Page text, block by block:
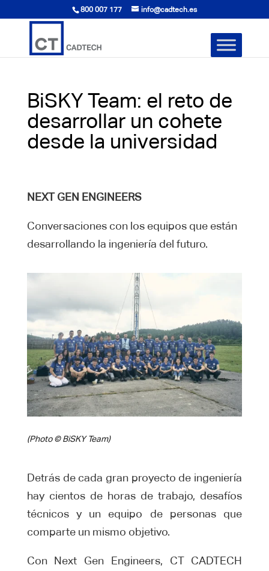
800 007 177 info@cadtech.es
BiSKY Team: el reto de
desarrollar un cohete
desde la universidad
NEXT GEN ENGINEERS
Conversaciones con los equipos que están
desarrollando la ingeniería del futuro.
(Photo © BiSKY Team)
Detrás de cada gran proyecto de ingeniería
hay cientos de horas de trabajo, desafíos
técnicos y un equipo de personas que
comparte un mismo objetivo.
Con Next Gen Engineers, CT CADTECH